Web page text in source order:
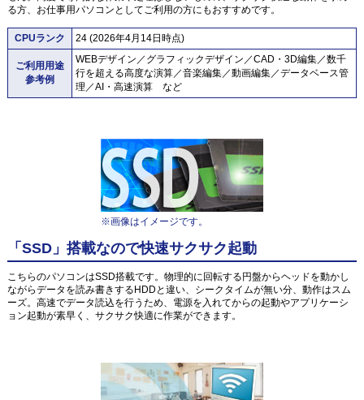
る方、お仕事用パソコンとしてご利用の方にもおすすめです。
CPUランク 24 (2026年4月14日時点)
ご利用用途
参考例
WEBデザイン／グラフィックデザイン／CAD・3D編集／数千
行を超える高度な演算／音楽編集／動画編集／データベース管
理／AI・高速演算 など
※画像はイメージです。
「SSD」搭載なので快速サクサク起動
こちらのパソコンはSSD搭載です。物理的に回転する円盤からヘッドを動かし
ながらデータを読み書きするHDDと違い、シークタイムが無い分、動作はスム
ーズ。高速でデータ読込を行うため、電源を入れてからの起動やアプリケーシ
ョン起動が素早く、サクサク快適に作業ができます。